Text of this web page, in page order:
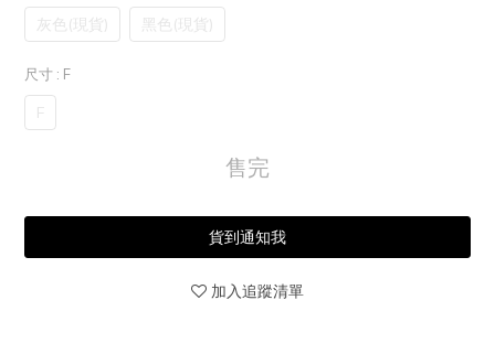
灰色(現貨) 黑色(現貨)
尺寸 : F
F
售完
貨到通知我
加入追蹤清單